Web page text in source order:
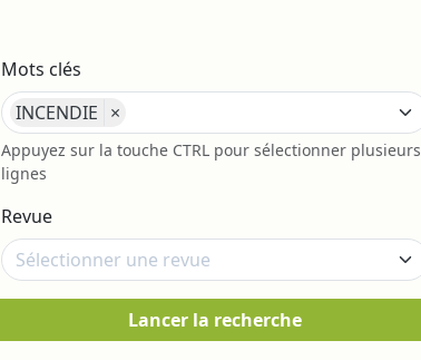
Mots clés
INCENDIE ×
Appuyez sur la touche CTRL pour sélectionner plusieurs
lignes
Revue
Lancer la recherche